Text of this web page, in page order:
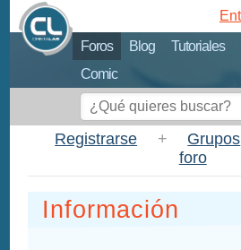
Foros Blog Tutoriales
Comic
Registrarse + Grupos
foro
Información